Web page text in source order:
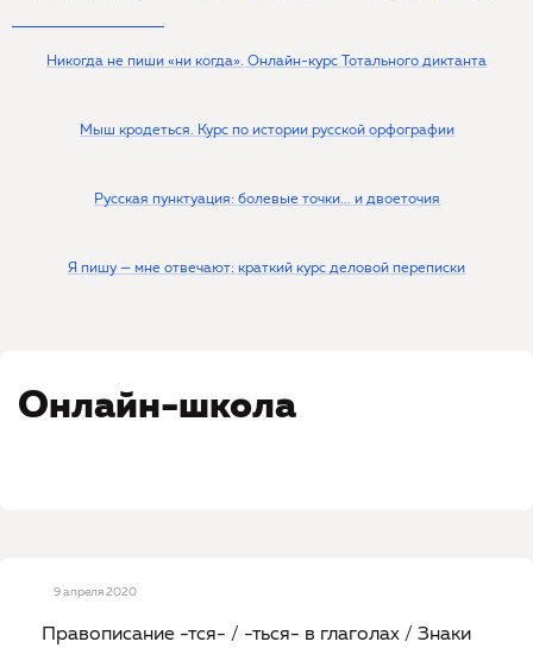
Никогда не пиши «ни когда». Онлайн-курс Тотального диктанта
Мыш кродеться. Курс по истории русской орфографии
Русская пунктуация: болевые точки... и двоеточия
Я пишу — мне отвечают: краткий курс деловой переписки
Онлайн-школа
9 апреля 2020
Правописание -тся- / -ться- в глаголах / Знаки